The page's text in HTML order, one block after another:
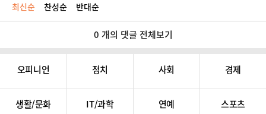
최신순 찬성순 반대순
0 개의 댓글 전체보기
오피니언 정치 사회 경제
생활/문화 IT/과학 연예 스포츠